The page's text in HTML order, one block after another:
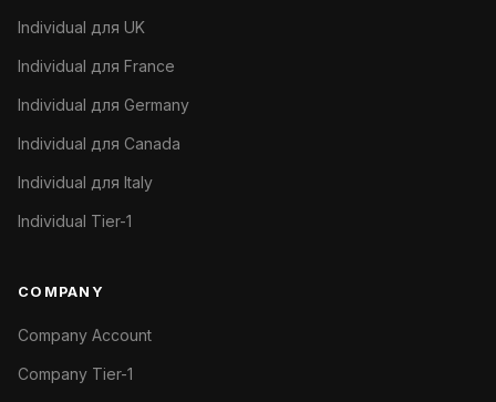
Individual для UK
Individual для France
Individual для Germany
Individual для Canada
Individual для Italy
Individual Tier-1
COMPANY
Company Account
Company Tier-1